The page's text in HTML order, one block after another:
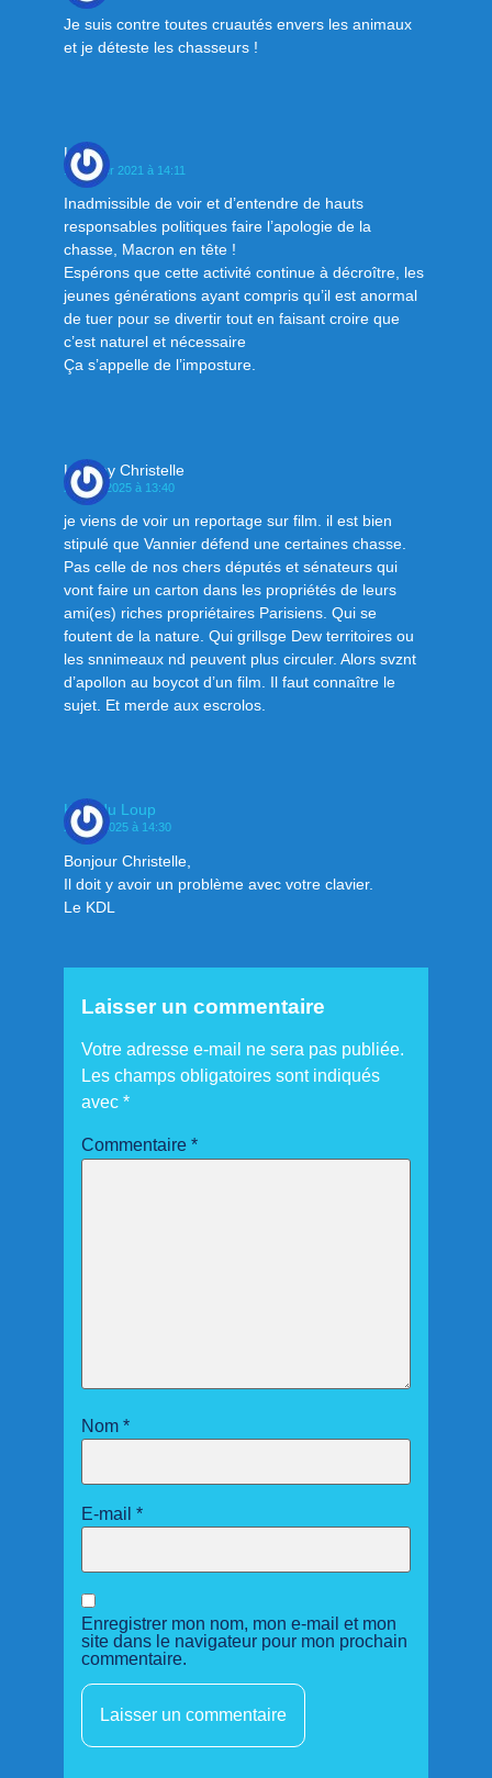
Je suis contre toutes cruautés envers les animaux
et je déteste les chasseurs !
Luyat
12 février 2021 à 14:11
Inadmissible de voir et d’entendre de hauts
responsables politiques faire l’apologie de la
chasse, Macron en tête !
Espérons que cette activité continue à décroître, les
jeunes générations ayant compris qu’il est anormal
de tuer pour se divertir tout en faisant croire que
c’est naturel et nécessaire
Ça s’appelle de l’imposture.
Legeay Christelle
27 avril 2025 à 13:40
je viens de voir un reportage sur film. il est bien
stipulé que Vannier défend une certaines chasse.
Pas celle de nos chers députés et sénateurs qui
vont faire un carton dans les propriétés de leurs
ami(es) riches propriétaires Parisiens. Qui se
foutent de la nature. Qui grillsge Dew territoires ou
les snnimeaux nd peuvent plus circuler. Alors svznt
d’apollon au boycot d’un film. Il faut connaître le
sujet. Et merde aux escrolos.
Klan du Loup
22 mai 2025 à 14:30
Bonjour Christelle,
Il doit y avoir un problème avec votre clavier.
Le KDL
Laisser un commentaire
Votre adresse e-mail ne sera pas publiée.
Les champs obligatoires sont indiqués
avec *
Commentaire *
Nom *
E-mail *
Enregistrer mon nom, mon e-mail et mon
site dans le navigateur pour mon prochain
commentaire.